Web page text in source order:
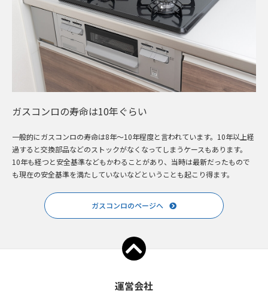
ガスコンロの寿命は10年ぐらい
一般的にガスコンロの寿命は8年～10年程度と言われています。10年以上経
過すると交換部品などのストックがなくなってしまうケースもあります。
10年も経つと安全基準などもかわることがあり、当時は最新だったもので
も現在の安全基準を満たしていないなどということも起こり得ます。
ガスコンロのページへ
運営会社